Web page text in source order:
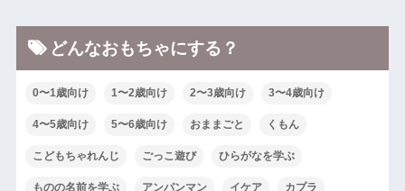
どんなおもちゃにする？
0〜1歳向け 1〜2歳向け 2〜3歳向け 3〜4歳向け
4〜5歳向け 5〜6歳向け おままごと くもん
こどもちゃれんじ ごっこ遊び ひらがなを学ぶ
ものの名前を学ぶ アンパンマン イケア カプラ